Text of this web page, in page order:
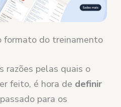
formato do treinamento
razões pelas quais o
feito, é hora de definir
para os